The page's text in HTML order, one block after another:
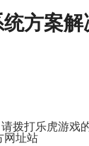
统方案
拨打乐虎游戏
网址站